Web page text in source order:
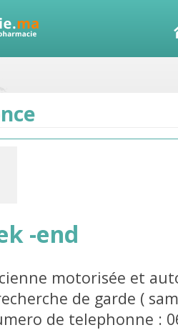
: Rappel de lots
TÉTANIQUE 1500.
-end
motorisée et
de garde (
de telephonne :